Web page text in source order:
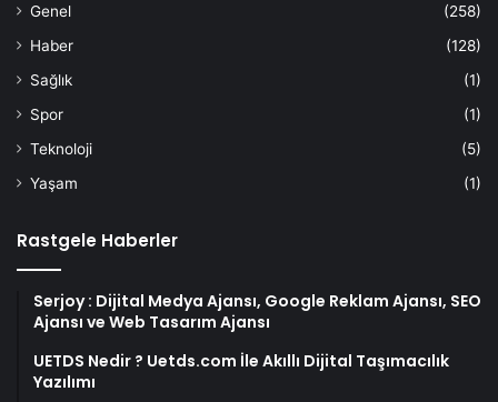
Genel
(258)
Haber
(128)
Sağlık
(1)
Spor
(1)
Teknoloji
(5)
Yaşam
(1)
Rastgele Haberler
Serjoy : Dijital Medya Ajansı, Google Reklam Ajansı, SEO
Ajansı ve Web Tasarım Ajansı
UETDS Nedir ? Uetds.com İle Akıllı Dijital Taşımacılık
Yazılımı